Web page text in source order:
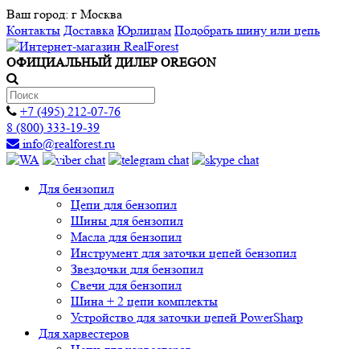
Ваш город: г Москва
Контакты Доставка Юрлицам Подобрать шину или цепь
ОФИЦИАЛЬНЫЙ ДИЛЕР OREGON
+7 (495) 212-07-76
8 (800) 333-19-39
info@realforest.ru
Для бензопил
Цепи для бензопил
Шины для бензопил
Масла для бензопил
Инструмент для заточки цепей бензопил
Звездочки для бензопил
Свечи для бензопил
Шина + 2 цепи комплекты
Устройство для заточки цепей PowerSharp
Для харвестеров